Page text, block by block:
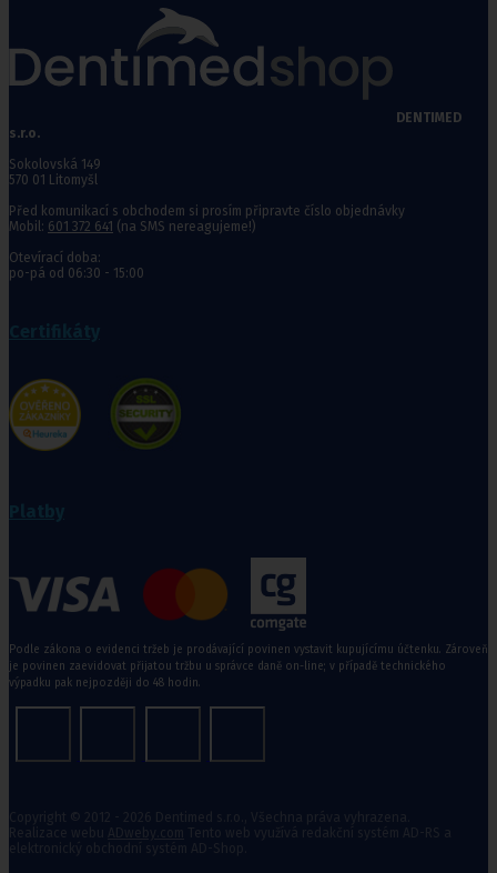
DENTIMED
s.r.o.
Sokolovská 149
570 01 Litomyšl
Před komunikací s obchodem si prosím připravte číslo objednávky
Mobil: 601 372 641 (na SMS nereagujeme!)
Otevírací doba:
po-pá od 06:30 - 15:00
Podle zákona o evidenci tržeb je prodávající povinen vystavit kupujícímu účtenku. Zároveň
je povinen zaevidovat přijatou tržbu u správce daně on-line; v případě technického
výpadku pak nejpozději do 48 hodin.